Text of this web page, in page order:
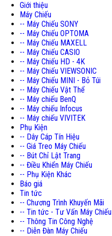
Giới thiệu
Máy Chiếu
-- Máy Chiếu SONY
-- Máy Chiếu OPTOMA
-- Máy Chiếu MAXELL
-- Máy Chiếu CASIO
-- Máy Chiếu HD - 4K
-- Máy Chiếu VIEWSONIC
-- Máy Chiếu MINI - Bỏ Túi
-- Máy Chiếu Vật Thể
-- Máy chiếu BenQ
-- Máy chiếu Infocus
-- Máy chiếu VIVITEK
Phụ Kiện
-- Dây Cáp Tín Hiệu
-- Giá Treo Máy Chiếu
-- Bút Chỉ Lật Trang
-- Điều Khiển Máy Chiếu
-- Phụ Kiện Khác
Báo giá
Tin tức
-- Chương Trình Khuyến Mãi
-- Tin tức - Tư Vấn Máy Chiếu
-- Thông Tin Công Nghệ
-- Diễn Đàn Máy Chiếu